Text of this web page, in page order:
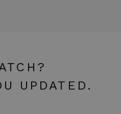
UPDATED.